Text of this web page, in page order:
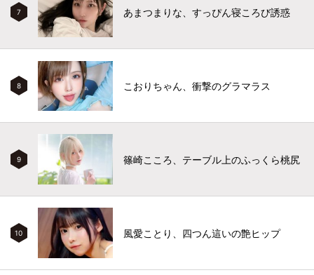
7 あまつまりな、すっぴん寝ころび誘惑
8 こおりちゃん、衝撃のグラマラス
9 篠崎こころ、テーブル上のふっくら桃尻
10 風愛ことり、四つん這いの艶ヒップ